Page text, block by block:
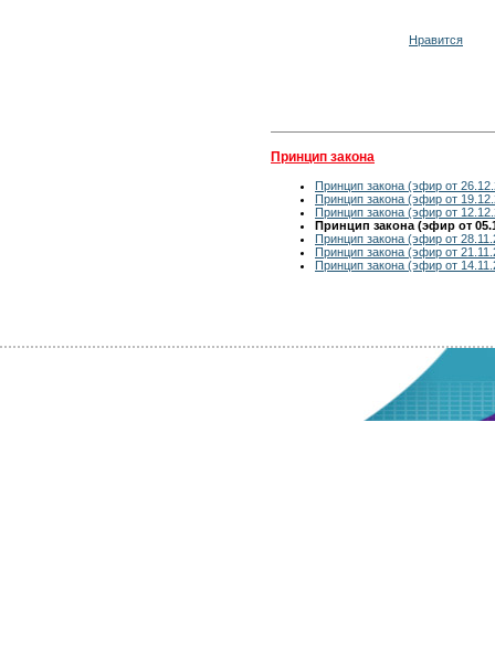
Нравится
Принцип закона
Принцип закона (эфир от
Принцип закона (эфир от
Принцип закона (эфир от
Принцип закона (эфир от
Принцип закона (эфир от
Принцип закона (эфир от
Принцип закона (эфир от